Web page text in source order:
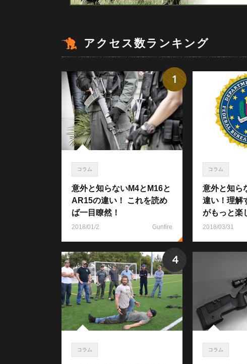
アクセス数ランキング
コラム
意外と知らないM4とM16と
AR15の違い！ これを読め
ば一目瞭然！
2018/01/2 Gunfire
1
コラム
意外と知ら
違い！理解
がもっと楽
2018/03/31
コラム
4
コラム